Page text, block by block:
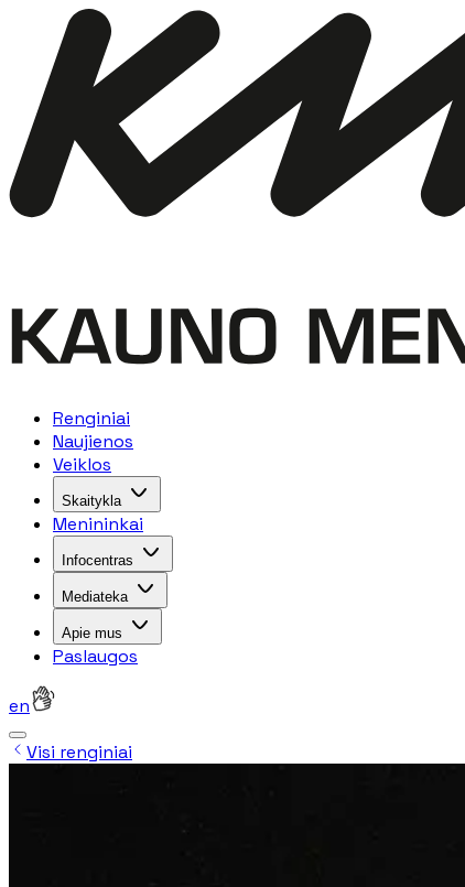
Renginiai
Naujienos
Veiklos
Skaitykla
Menininkai
Infocentras
Mediateka
Apie mus
Paslaugos
en
Visi renginiai